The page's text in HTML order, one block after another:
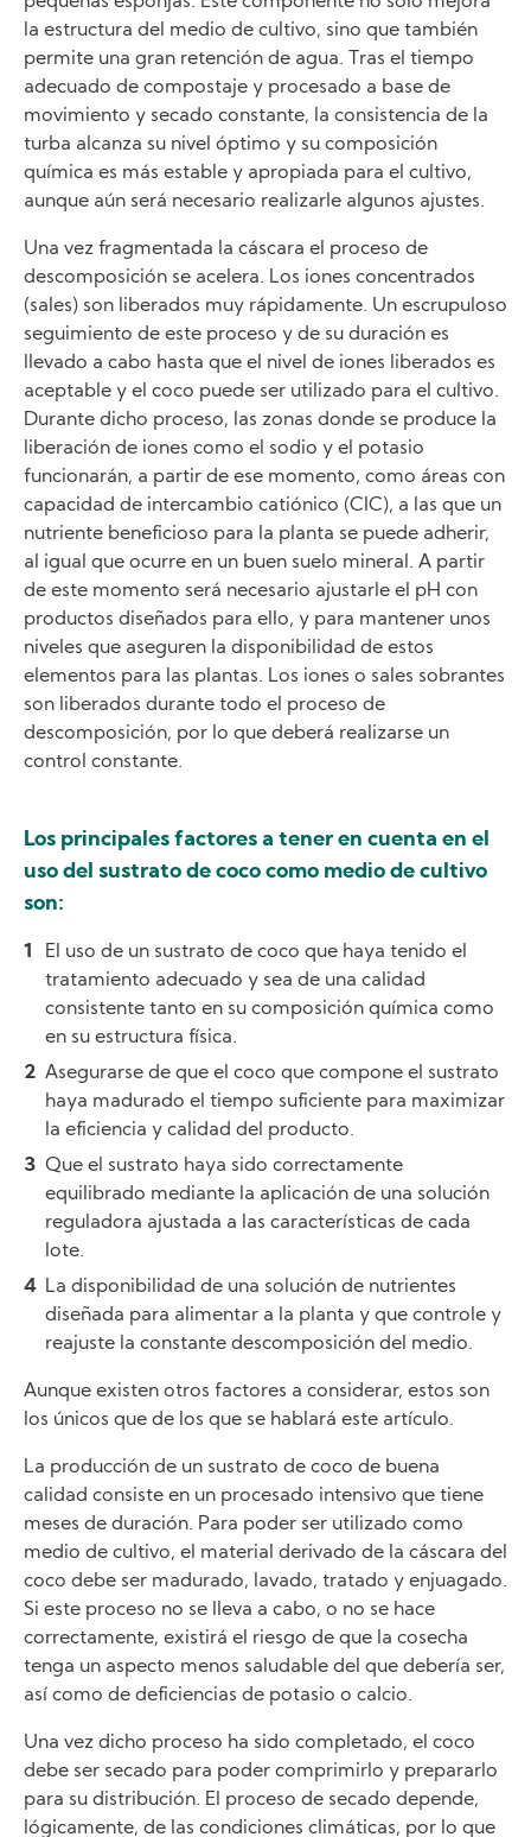
la estructura del medio de cultivo, sino que también
permite una gran retención de agua. Tras el tiempo
adecuado de compostaje y procesado a base de
movimiento y secado constante, la consistencia de la
turba alcanza su nivel óptimo y su composición
química es más estable y apropiada para el cultivo,
aunque aún será necesario realizarle algunos ajustes.
Una vez fragmentada la cáscara el proceso de
descomposición se acelera. Los iones concentrados
(sales) son liberados muy rápidamente. Un escrupuloso
seguimiento de este proceso y de su duración es
llevado a cabo hasta que el nivel de iones liberados es
aceptable y el coco puede ser utilizado para el cultivo.
Durante dicho proceso, las zonas donde se produce la
liberación de iones como el sodio y el potasio
funcionarán, a partir de ese momento, como áreas con
capacidad de intercambio catiónico (CIC), a las que un
nutriente beneficioso para la planta se puede adherir,
al igual que ocurre en un buen suelo mineral. A partir
de este momento será necesario ajustarle el pH con
productos diseñados para ello, y para mantener unos
niveles que aseguren la disponibilidad de estos
elementos para las plantas. Los iones o sales sobrantes
son liberados durante todo el proceso de
descomposición, por lo que deberá realizarse un
control constante.
Los principales factores a tener en cuenta en el
uso del sustrato de coco como medio de cultivo
son:
El uso de un sustrato de coco que haya tenido el
tratamiento adecuado y sea de una calidad
consistente tanto en su composición química como
en su estructura física.
Asegurarse de que el coco que compone el sustrato
haya madurado el tiempo suficiente para maximizar
la eficiencia y calidad del producto.
Que el sustrato haya sido correctamente
equilibrado mediante la aplicación de una solución
reguladora ajustada a las características de cada
lote.
La disponibilidad de una solución de nutrientes
diseñada para alimentar a la planta y que controle y
reajuste la constante descomposición del medio.
Aunque existen otros factores a considerar, estos son
los únicos que de los que se hablará este artículo.
La producción de un sustrato de coco de buena
calidad consiste en un procesado intensivo que tiene
meses de duración. Para poder ser utilizado como
medio de cultivo, el material derivado de la cáscara del
coco debe ser madurado, lavado, tratado y enjuagado.
Si este proceso no se lleva a cabo, o no se hace
correctamente, existirá el riesgo de que la cosecha
tenga un aspecto menos saludable del que debería ser,
así como de deficiencias de potasio o calcio.
Una vez dicho proceso ha sido completado, el coco
debe ser secado para poder comprimirlo y prepararlo
para su distribución. El proceso de secado depende,
lógicamente, de las condiciones climáticas, por lo que